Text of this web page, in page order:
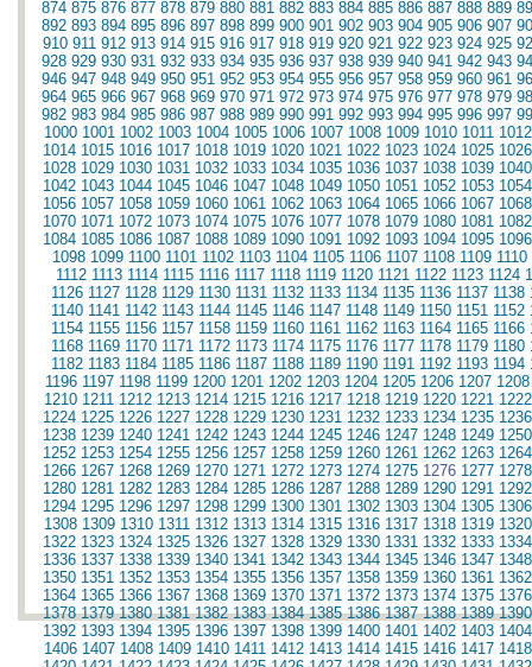
874 875 876 877 878 879 880 881 882 883 884 885 886 887 888 889
892 893 894 895 896 897 898 899 900 901 902 903 904 905 906 907
910 911 912 913 914 915 916 917 918 919 920 921 922 923 924 925
928 929 930 931 932 933 934 935 936 937 938 939 940 941 942 943
946 947 948 949 950 951 952 953 954 955 956 957 958 959 960 961
964 965 966 967 968 969 970 971 972 973 974 975 976 977 978 979
982 983 984 985 986 987 988 989 990 991 992 993 994 995 996 997
1000 1001 1002 1003 1004 1005 1006 1007 1008 1009 1010 1011 1012
1014 1015 1016 1017 1018 1019 1020 1021 1022 1023 1024 1025 1026
1028 1029 1030 1031 1032 1033 1034 1035 1036 1037 1038 1039 1040
1042 1043 1044 1045 1046 1047 1048 1049 1050 1051 1052 1053 1054
1056 1057 1058 1059 1060 1061 1062 1063 1064 1065 1066 1067 1068
1070 1071 1072 1073 1074 1075 1076 1077 1078 1079 1080 1081 1082
1084 1085 1086 1087 1088 1089 1090 1091 1092 1093 1094 1095 1096
1098 1099 1100 1101 1102 1103 1104 1105 1106 1107 1108 1109 1110
1112 1113 1114 1115 1116 1117 1118 1119 1120 1121 1122 1123 1124
1126 1127 1128 1129 1130 1131 1132 1133 1134 1135 1136 1137 1138
1140 1141 1142 1143 1144 1145 1146 1147 1148 1149 1150 1151 1152
1154 1155 1156 1157 1158 1159 1160 1161 1162 1163 1164 1165 1166
1168 1169 1170 1171 1172 1173 1174 1175 1176 1177 1178 1179 1180
1182 1183 1184 1185 1186 1187 1188 1189 1190 1191 1192 1193 1194
1196 1197 1198 1199 1200 1201 1202 1203 1204 1205 1206 1207 1208
1210 1211 1212 1213 1214 1215 1216 1217 1218 1219 1220 1221 1222
1224 1225 1226 1227 1228 1229 1230 1231 1232 1233 1234 1235 1236
1238 1239 1240 1241 1242 1243 1244 1245 1246 1247 1248 1249 1250
1252 1253 1254 1255 1256 1257 1258 1259 1260 1261 1262 1263 1264
1266 1267 1268 1269 1270 1271 1272 1273 1274 1275 1276 1277 1278
1280 1281 1282 1283 1284 1285 1286 1287 1288 1289 1290 1291 1292
1294 1295 1296 1297 1298 1299 1300 1301 1302 1303 1304 1305 1306
1308 1309 1310 1311 1312 1313 1314 1315 1316 1317 1318 1319 1320
1322 1323 1324 1325 1326 1327 1328 1329 1330 1331 1332 1333 1334
1336 1337 1338 1339 1340 1341 1342 1343 1344 1345 1346 1347 1348
1350 1351 1352 1353 1354 1355 1356 1357 1358 1359 1360 1361 1362
1364 1365 1366 1367 1368 1369 1370 1371 1372 1373 1374 1375 1376
1378 1379 1380 1381 1382 1383 1384 1385 1386 1387 1388 1389 1390
1392 1393 1394 1395 1396 1397 1398 1399 1400 1401 1402 1403 1404
1406 1407 1408 1409 1410 1411 1412 1413 1414 1415 1416 1417 1418